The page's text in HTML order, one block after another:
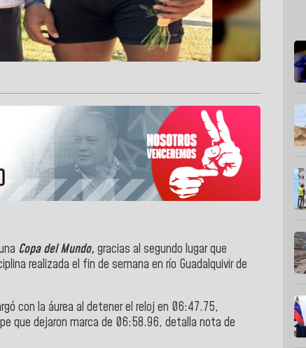
Copa del Mundo, gracias al segundo lugar que
realizada el fin de semana en río Guadalquivir de
con la áurea al detener el reloj en 06:47.75,
que dejaron marca de 06:58.96, detalla nota de